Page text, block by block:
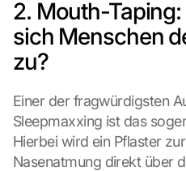
2. Mouth-
sich Menschen
zu?
Einer der fragwürdigsten
Sleepmaxxing ist das
Hierbei wird ein Pflaster
Nasenatmung direkt über